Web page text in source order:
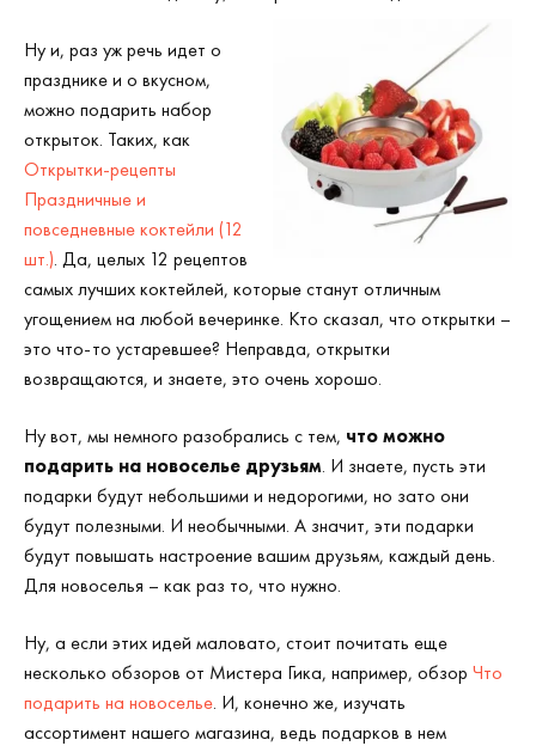
Ну и, раз уж речь идет о
празднике и о вкусном,
можно подарить набор
открыток. Таких, как
Открытки-рецепты
Праздничные и
повседневные коктейли (12
шт.). Да, целых 12 рецептов
самых лучших коктейлей, которые станут отличным
угощением на любой вечеринке. Кто сказал, что открытки –
это что-то устаревшее? Неправда, открытки
возвращаются, и знаете, это очень хорошо.
Ну вот, мы немного разобрались с тем, что можно
подарить на новоселье друзьям. И знаете, пусть эти
подарки будут небольшими и недорогими, но зато они
будут полезными. И необычными. А значит, эти подарки
будут повышать настроение вашим друзьям, каждый день.
Для новоселья – как раз то, что нужно.
Ну, а если этих идей маловато, стоит почитать еще
несколько обзоров от Мистера Гика, например, обзор Что
подарить на новоселье. И, конечно же, изучать
ассортимент нашего магазина, ведь подарков в нем